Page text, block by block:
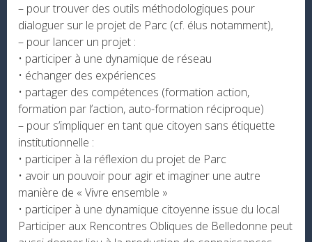
– pour trouver des outils méthodologiques pour
dialoguer sur le projet de Parc (cf. élus notamment),
– pour lancer un projet :
• participer à une dynamique de réseau
• échanger des expériences
• partager des compétences (formation action,
formation par l’action, auto-formation réciproque)
– pour s’impliquer en tant que citoyen sans étiquette
institutionnelle :
• participer à la réflexion du projet de Parc
• avoir un pouvoir pour agir et imaginer une autre
manière de « Vivre ensemble »
• participer à une dynamique citoyenne issue du local
Participer aux Rencontres Obliques de Belledonne peut